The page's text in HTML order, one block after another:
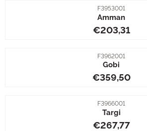
Artikelnummer
F3953001
Amman
Prijs: 203,31
€203,31
Artikelnummer
F3962001
Gobi
Prijs: 359,50
€359,50
Artikelnummer
F3966001
Targi
Prijs: 267,77
€267,77